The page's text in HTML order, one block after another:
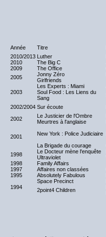
Année Titre
2010/2013 Luther
2010
The Big C
2009
The Office
2005
Jonny Zéro
Girlfriends
2003
Les Experts : Miami
Soul Food : Les Liens du
Sang
2002/2004 Sur écoute
2002
Le Justicier de l'Ombre
Meurtres à l'anglaise
2001 New York : Police Judiciaire
La Brigade du courage
1998
Le Docteur mène l'enquête
Ultraviolet
1998
Family Affairs
1997
Affaires non classées
1995
Absolutely Fabulous
1994
Space Precinct
2point4 Children